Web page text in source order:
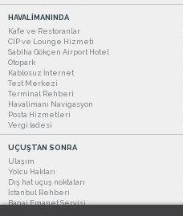
HAVALİMANINDA
Kafe ve Restoranlar
CIP ve Lounge Hizmeti
Sabiha Gökçen Airport Hotel
Otopark
Kablosuz İnternet
Test Merkezi
Terminal Rehberi
Havalimanı Navigasyon
Posta Hizmetleri
Vergi İadesi
UÇUŞTAN SONRA
Ulaşım
Yolcu Hakları
Dış hat uçuş noktaları
İstanbul Rehberi
Bagaj Emanet Servisi